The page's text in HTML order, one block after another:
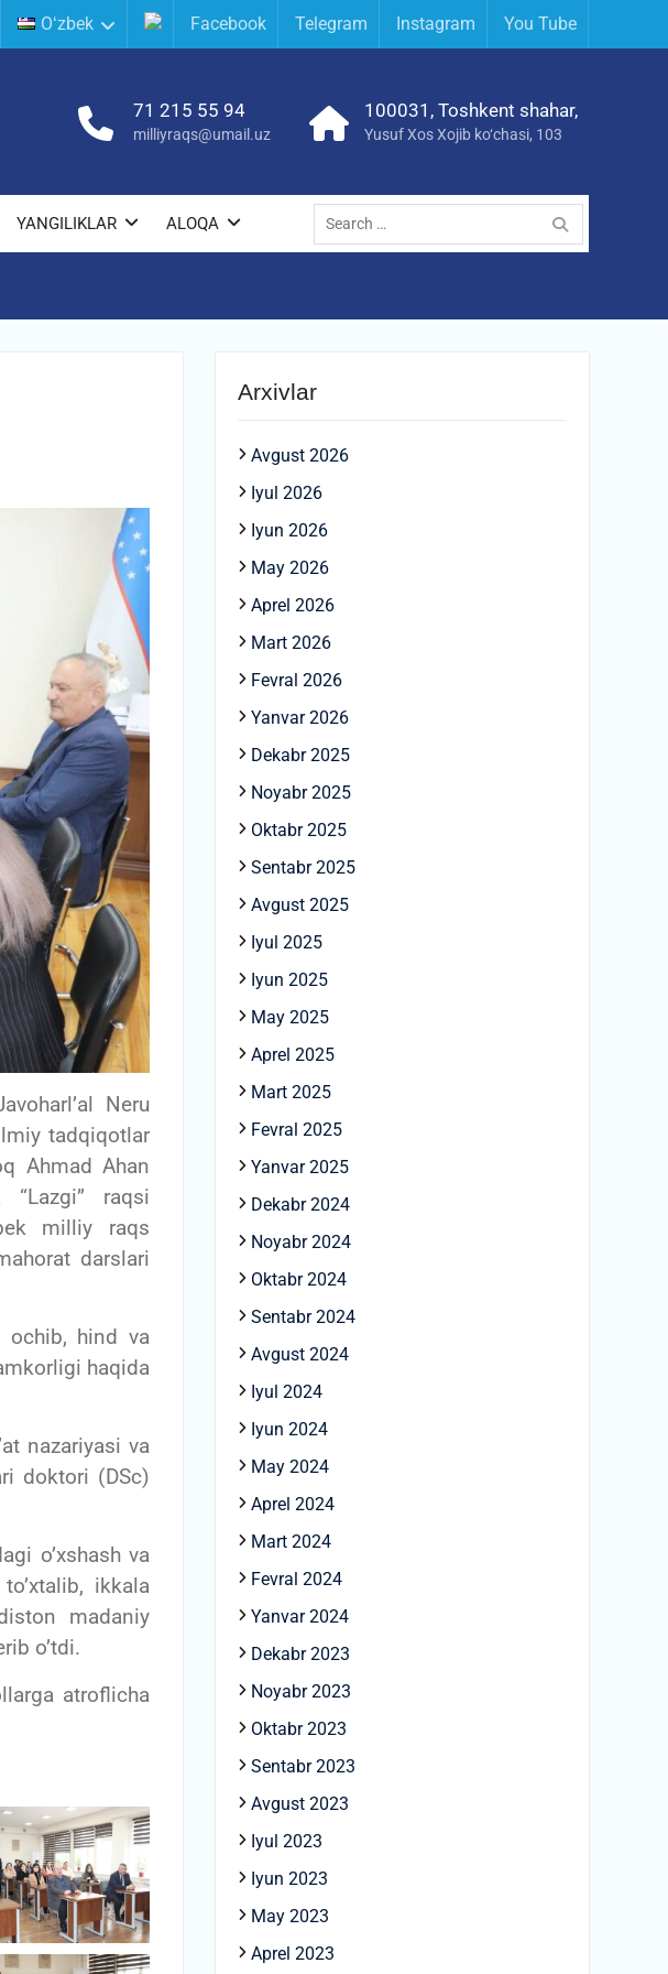
Oʻzbek Facebook Telegram Instagram You Tube
71 215 55 94
milliyraqs@umail.uz
100031, Toshkent shahar,
Yusuf Xos Xojib ko‘chasi, 103
YANGILIKLAR ALOQA
Search
for:
Neru
tadqiqotlar
Ahmad Ahan
“Lazgi” raqsi
milliy raqs
darslari
ochib, hind va
haqida
nazariyasi va
doktori (DSc)
o’xshash va
ikkala
madaniy
o’tdi.
atroflicha
Arxivlar
Avgust 2026
Iyul 2026
Iyun 2026
May 2026
Aprel 2026
Mart 2026
Fevral 2026
Yanvar 2026
Dekabr 2025
Noyabr 2025
Oktabr 2025
Sentabr 2025
Avgust 2025
Iyul 2025
Iyun 2025
May 2025
Aprel 2025
Mart 2025
Fevral 2025
Yanvar 2025
Dekabr 2024
Noyabr 2024
Oktabr 2024
Sentabr 2024
Avgust 2024
Iyul 2024
Iyun 2024
May 2024
Aprel 2024
Mart 2024
Fevral 2024
Yanvar 2024
Dekabr 2023
Noyabr 2023
Oktabr 2023
Sentabr 2023
Avgust 2023
Iyul 2023
Iyun 2023
May 2023
Aprel 2023